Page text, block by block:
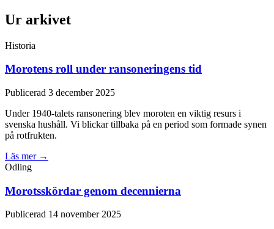
Ur arkivet
Historia
Morotens roll under ransoneringens tid
Publicerad 3 december 2025
Under 1940-talets ransonering blev moroten en viktig resurs i
svenska hushåll. Vi blickar tillbaka på en period som formade synen
på rotfrukten.
Läs mer →
Odling
Morotsskördar genom decennierna
Publicerad 14 november 2025